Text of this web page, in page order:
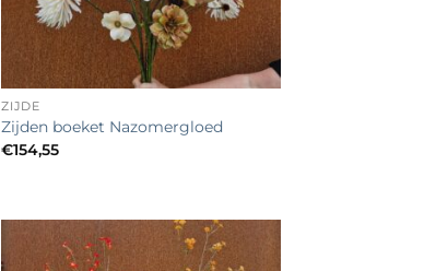
+
ZIJDE
Zijden boeket Nazomergloed
€154,55